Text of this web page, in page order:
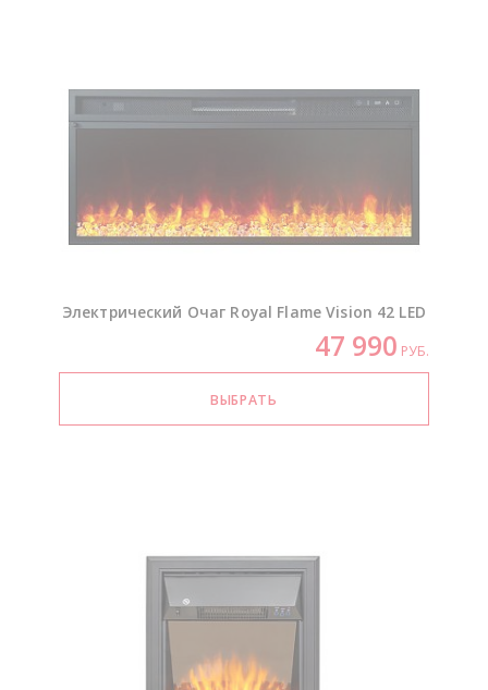
Электрический Очаг Royal Flame Vision 42 LED
47 990 РУБ.